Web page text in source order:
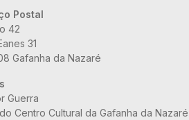
Postal
42
31
Gafanha da Nazaré
Guerra
Centro Cultural da Gafanha da Nazaré